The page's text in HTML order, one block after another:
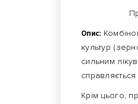
Опис:
культур
сильним
Крім цього,